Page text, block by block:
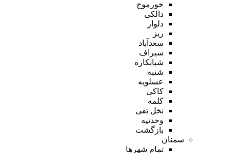
خورموج
دالکی
دلوار
ریز
سعدآباد
سیراف
شبانکاره
شنبه
عسلویه
کاکی
کلمه
نخل تقی
وحدتیه
بازگشت
سمنان
تمام شهر‌ها